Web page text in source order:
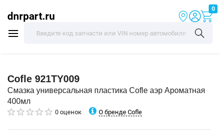
dnrpart.ru
0
Cofle 921TY009
Смазка универсальная пластика Cofle аэр Ароматная
400мл
0 оценок О бренде Cofle